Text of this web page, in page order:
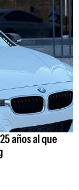
años al que